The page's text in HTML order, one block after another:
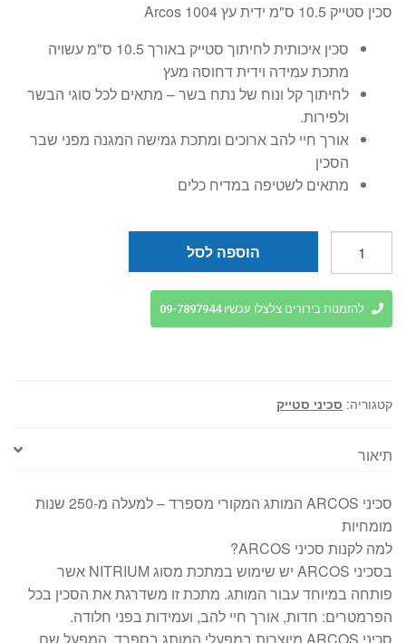
היה:
₪29.
הוא:
₪24.
סכין סטייק 10.5 ס"מ ידית עץ 1004 Arcos
סכין איכותית לחיתוך סטייק באורך 10.5 ס"מ עשויה
מתכת עמידה וידית דחוסה מעץ
לחיתוך קל ונוח של נתח בשר – מתאים לכל סוגי הבשר
ולפירות.
אורך חיי להב ארוכים ומתכת גמישה המגנה מפני שבר
הסכין
מתאים לשטיפה במדיח כלים
סכין
סטייק
10.5
עץ
הוספה לסל
להזמנות בירורים צלצלו עכשיו 09-7897944
קטגוריה: סכיני סטייק
תיאור
סכיני ARCOS המותג המקורי מספרד – למעלה מ-250 שנות
מומחיות
למה לקנות סכיני ARCOS?
בסכיני ARCOS יש שימוש במתכת מסוג NITRIUM אשר
פותחה במיוחד עבור המותג. מתכת זו משדרגת את הסכין בכל
הפרמטרים: חדות, אורך חיי להב, ועמידות בפני חלודה.